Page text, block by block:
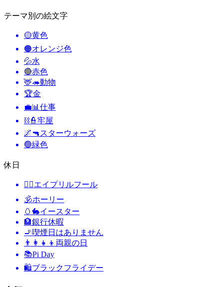
テーマ別の絵文字
🟡黄色
🟠オレンジ色
💦水
🔴赤色
🦌🦔動物
🏆金
💼📊 仕事
⛓️👮牢屋
🌌🔫 スターウォーズ
🟢緑色
休日
🙆‍♂️エイプリルフール
🕉ホーリー
🥚🐇イースター
🏦銀行休暇
🚬 喫煙日はありません
👨‍👩‍👧‍👦 両親の日
📚Pi Day
🛍ブラックフライデー